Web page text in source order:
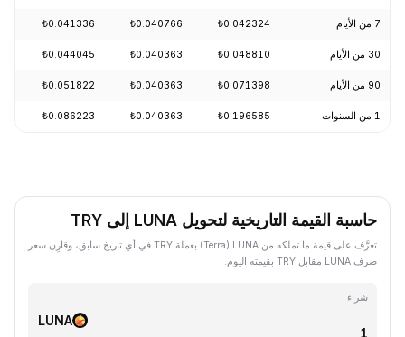
7 من الأيام ₺0.042324
₺0.040766
₺0.041336
30 من الأيام ₺0.048810
₺0.040363
₺0.044045
90 من الأيام ₺0.071398
₺0.040363
₺0.051822
1 من السنوات ₺0.196585
₺0.040363
₺0.086223
حاسبة القيمة التاريخية لتحويل LUNA إلى TRY
تعرَّف على قيمة ما تملكه من LUNA ‏(Terra) بعملة TRY في أي تاريخ سابق، وقارِن سعر
صرف LUNA مقابل TRY بقيمته اليوم.
شراء
LUNA